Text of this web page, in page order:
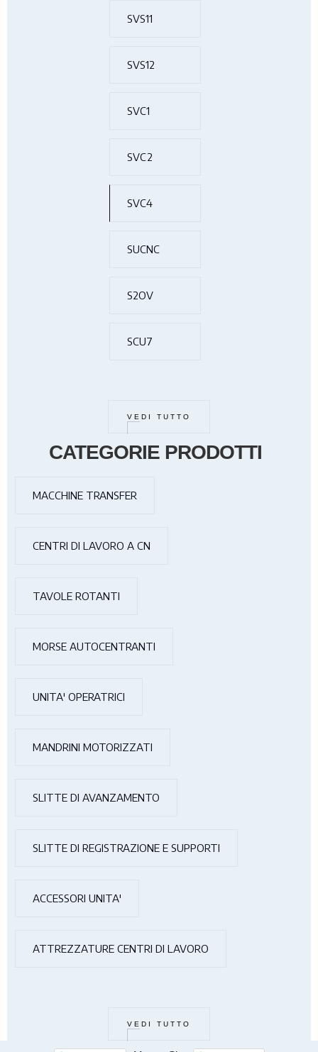
SVS11
SVS12
SVC1
SVC2
SVC4
SUCNC
S2OV
SCU7
VEDI TUTTO
CATEGORIE PRODOTTI
MACCHINE TRANSFER
CENTRI DI LAVORO A CN
TAVOLE ROTANTI
MORSE AUTOCENTRANTI
UNITA' OPERATRICI
MANDRINI MOTORIZZATI
SLITTE DI AVANZAMENTO
SLITTE DI REGISTRAZIONE E SUPPORTI
ACCESSORI UNITA'
ATTREZZATURE CENTRI DI LAVORO
VEDI TUTTO